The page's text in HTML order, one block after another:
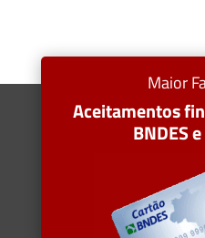
Maior
Aceitamentos
BNDES